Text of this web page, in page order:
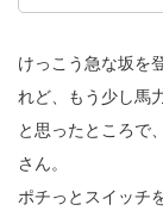
けっこう急な坂を
れど、もう少し馬
と思ったところで
さん。
ポチっとスイッチ